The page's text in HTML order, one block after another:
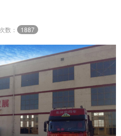
数： 1887